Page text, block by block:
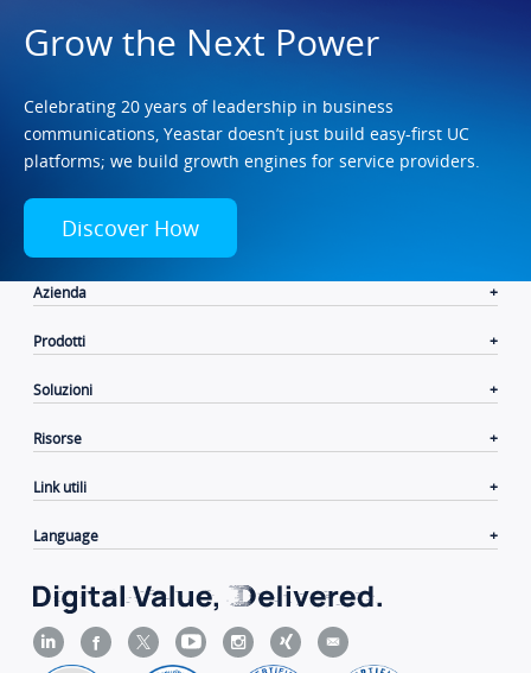
Grow the Next Power
Celebrating 20 years of leadership in business
communications, Yeastar doesn’t just build easy-first UC
platforms; we build growth engines for service providers.
Discover How
Azienda
Prodotti
Soluzioni
Risorse
Link utili
Language